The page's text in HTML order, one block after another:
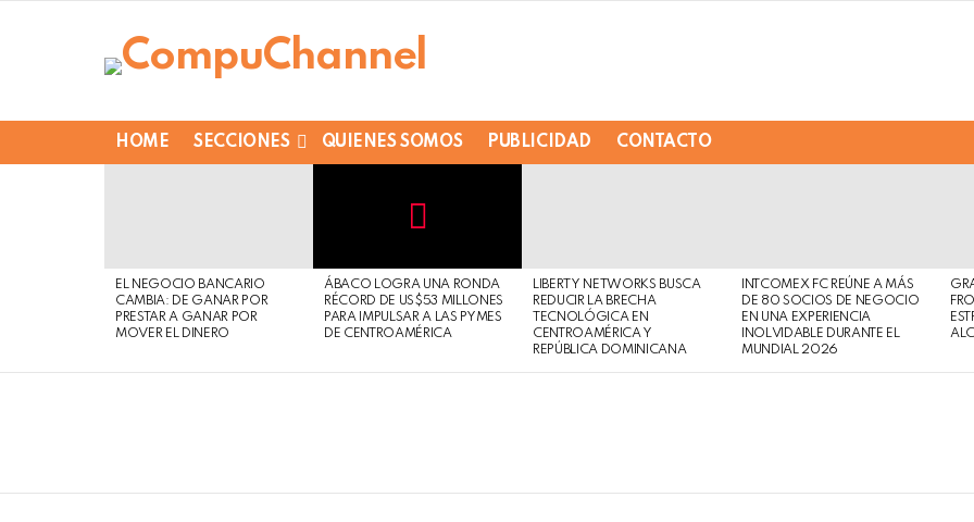
HOME SECCIONES QUIENES SOMOS PUBLICIDAD CONTACTO
EL NEGOCIO BANCARIO
CAMBIA: DE GANAR POR
PRESTAR A GANAR POR
MOVER EL DINERO
Safe
For
Work
view
this
post
ÁBACO LOGRA UNA RONDA
RÉCORD DE US$53 MILLONES
PARA IMPULSAR A LAS PYMES
DE CENTROAMÉRICA
LIBERTY NETWORKS BUSCA
REDUCIR LA BRECHA
TECNOLÓGICA EN
CENTROAMÉRICA Y
REPÚBLICA DOMINICANA
INTCOMEX FC REÚNE A MÁS
DE 80 SOCIOS DE NEGOCIO
EN UNA EXPERIENCIA
INOLVIDABLE DURANTE EL
MUNDIAL 2026